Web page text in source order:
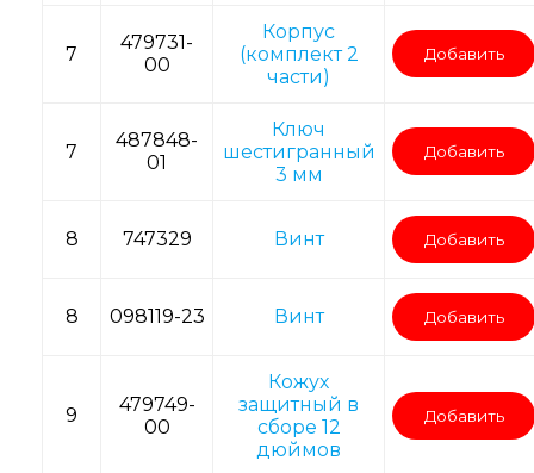
7
479731-
00
Корпус
(комплект 2
части)
Добавить
7
487848-
01
Ключ
шестигранный
3 мм
Добавить
8 747329 Винт Добавить
8 098119-23 Винт Добавить
9
479749-
00
Кожух
защитный в
сборе 12
дюймов
Добавить